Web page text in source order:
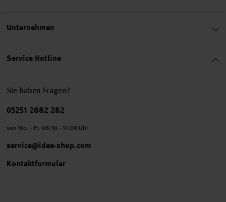
Service Hotline
Sie haben Fragen?
Telefonnummer
05251 2882 282
von Mo. - Fr. 08:30 - 17:00 Uhr
service@idee-shop.com
Kontaktformular
Unternehmen